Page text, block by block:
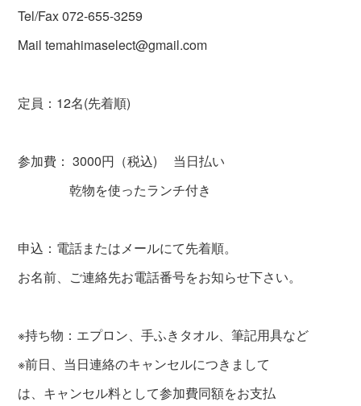
Tel/Fax 072-655-3259
Mail temahimaselect@gmail.com
定員：12名(先着順)
参加費： 3000円（税込) 当日払い
乾物を使ったランチ付き
申込：電話またはメールにて先着順。
お名前、ご連絡先お電話番号をお知らせ下さい。
※持ち物：エプロン、手ふきタオル、筆記用具など
※前日、当日連絡のキャンセルにつきまして
は、キャンセル料として参加費同額をお支払